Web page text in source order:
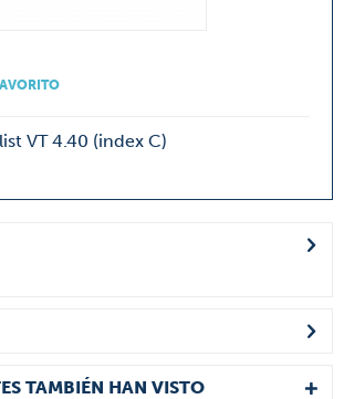
VT 4.40 (index C)
TAMBIÉN HAN VISTO